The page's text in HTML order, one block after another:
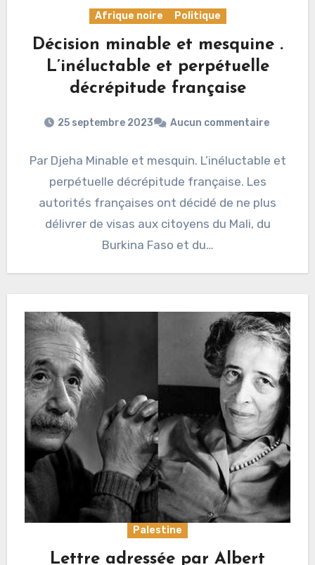
Afrique noire Politique
Décision minable et mesquine .
L’inéluctable et perpétuelle
décrépitude française
25 septembre 2023 Aucun commentaire
Par Djeha Minable et mesquin. L’inéluctable et
perpétuelle décrépitude française. Les
autorités françaises ont décidé de ne plus
délivrer de visas aux citoyens du Mali, du
Burkina Faso et du…
Palestine
Lettre adressée par Albert